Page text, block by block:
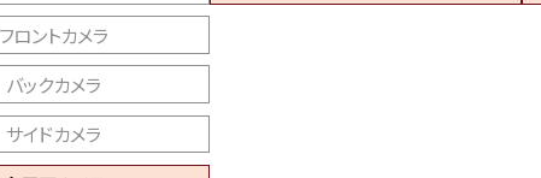
フロントカメラ
バックカメラ
サイドカメラ